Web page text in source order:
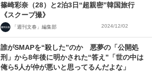
篠崎彩奈（28）と2泊3日“超親密”韓国旅行
《スクープ撮》
「週刊文春」編集部 2024/12/02
誰がSMAPを“殺した”のか 悪夢の「公開処
刑」から8年後に明かされた“答え”「世の中は
俺ら5人が仲が悪いと思ってるんだよな」